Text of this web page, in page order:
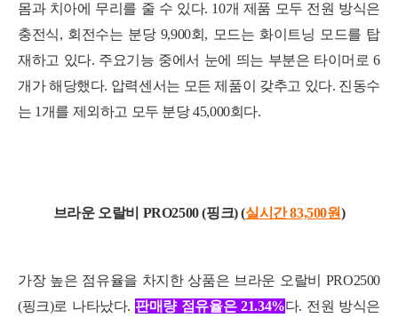
몸과 치아에 무리를 줄 수 있다. 10개 제품 모두 전원 방식은
충전식, 회전수는 분당 9,900회, 모드는 화이트닝 모드를 탑
재하고 있다. 주요기능 중에서 눈에 띄는 부분은 타이머로 6
개가해당했다. 압력센서는 모든 제품이 갖추고 있다. 진동수
는 1개를 제외하고 모두 분당 45,000회다.
브라운 오랄비 PRO2500 (핑크) (실시간 83,500원)
가장 높은 점유율을 차지한 상품은 브라운 오랄비 PRO2500
(핑크)로 나타났다. 판매량 점유율은 21.34%다. 전원 방식은